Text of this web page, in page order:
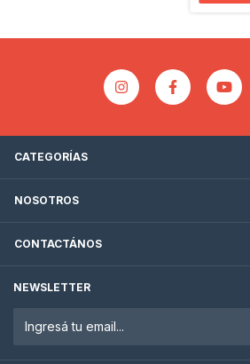
CATEGORÍAS
NOSOTROS
CONTACTÁNOS
NEWSLETTER